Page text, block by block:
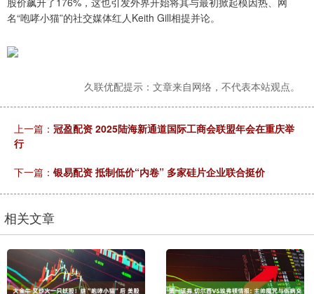
名“咆哮小猫”的社交媒体红人Keith Gill相提并论。
久联优配提示：文章来自网络，不代表本站观点。
上一篇： 冠盈配资 2025陆海新通道国际工商会联盟年会在重庆举
行
下一篇： 银易配资 抵制低价“内卷” 多家硅片企业联合挺价
相关文章